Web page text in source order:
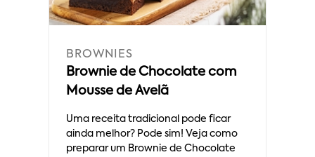
BROWNIES
Brownie de Chocolate com
Mousse de Avelã
Uma receita tradicional pode ficar
ainda melhor? Pode sim! Veja como
preparar um Brownie de Chocolate